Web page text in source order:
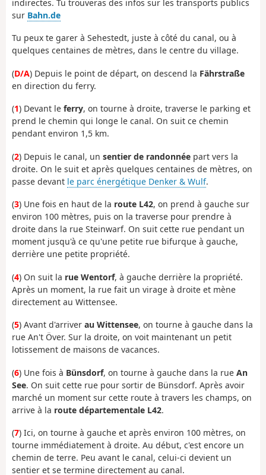
indirectes. Tu trouveras des infos sur les transports publics
sur Bahn.de
Tu peux te garer à Sehestedt, juste à côté du canal, ou à
quelques centaines de mètres, dans le centre du village.
(D/A) Depuis le point de départ, on descend la Fährstraße
en direction du ferry.
(1) Devant le ferry, on tourne à droite, traverse le parking et
prend le chemin qui longe le canal. On suit ce chemin
pendant environ 1,5 km.
(2) Depuis le canal, un sentier de randonnée part vers la
droite. On le suit et après quelques centaines de mètres, on
passe devant le parc énergétique Denker & Wulf.
(3) Une fois en haut de la route L42, on prend à gauche sur
environ 100 mètres, puis on la traverse pour prendre à
droite dans la rue Steinwarf. On suit cette rue pendant un
moment jusqu'à ce qu'une petite rue bifurque à gauche,
derrière une petite propriété.
(4) On suit la rue Wentorf, à gauche derrière la propriété.
Après un moment, la rue fait un virage à droite et mène
directement au Wittensee.
(5) Avant d'arriver au Wittensee, on tourne à gauche dans la
rue An't Över. Sur la droite, on voit maintenant un petit
lotissement de maisons de vacances.
(6) Une fois à Bünsdorf, on tourne à gauche dans la rue An
See. On suit cette rue pour sortir de Bünsdorf. Après avoir
marché un moment sur cette route à travers les champs, on
arrive à la route départementale L42.
(7) Ici, on tourne à gauche et après environ 100 mètres, on
tourne immédiatement à droite. Au début, c'est encore un
chemin de terre. Peu avant le canal, celui-ci devient un
sentier et se termine directement au canal.